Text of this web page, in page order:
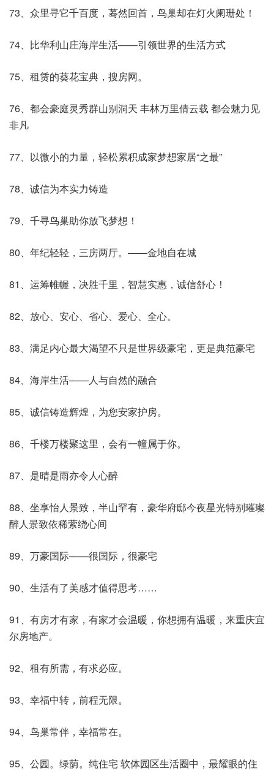
73、众里寻它千百度，蓦然回首，鸟巢却在灯火阑珊处！
74、比华利山庄海岸生活——引领世界的生活方式
75、租赁的葵花宝典，搜房网。
76、都会豪庭灵秀群山别洞天 丰林万里倩云载 都会魅力见
非凡
77、以微小的力量，轻松累积成家梦想家居“之最”
78、诚信为本实力铸造
79、千寻鸟巢助你放飞梦想！
80、年纪轻轻，三房两厅。——金地自在城
81、运筹帷幄，决胜千里，智慧实惠，诚信舒心！
82、放心、安心、省心、爱心、全心。
83、满足内心最大渴望不只是世界级豪宅，更是典范豪宅
84、海岸生活——人与自然的融合
85、诚信铸造辉煌，为您安家护房。
86、千楼万楼聚这里，会有一幢属于你。
87、是晴是雨亦令人心醉
88、坐享怡人景致，半山罕有，豪华府邸今夜星光特别璀璨
醉人景致依稀萦绕心间
89、万豪国际——很国际，很豪宅
90、生活有了美感才值得思考……
91、有房才有家，有家才会温暖，你想拥有温暖，来重庆宜
尔房地产。
92、租有所需，有求必应。
93、幸福中转，前程无限。
94、鸟巢常伴，幸福常在。
95、公园。绿荫。纯住宅 软体园区生活圈中，最耀眼的住